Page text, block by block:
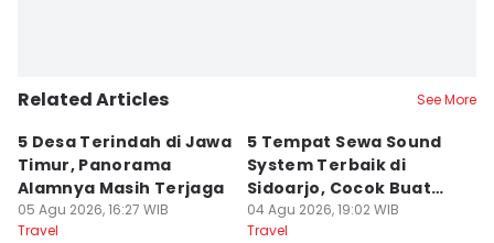
Related Articles See More
5 Desa Terindah di Jawa
Timur, Panorama
Alamnya Masih Terjaga
05 Agu 2026, 16:27 WIB
Travel
5 Tempat Sewa Sound
System Terbaik di
Sidoarjo, Cocok Buat
Agustusan
04 Agu 2026, 19:02 WIB
Travel